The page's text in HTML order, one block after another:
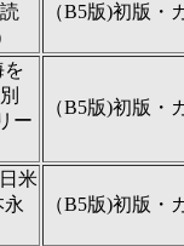
（B5版)初版・
を
ー
（B5版)初版・
米
（B5版)初版・